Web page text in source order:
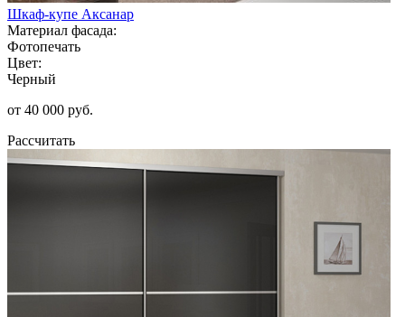
Шкаф-купе Аксанар
Материал фасада:
Фотопечать
Цвет:
Черный
от 40 000 руб.
Рассчитать